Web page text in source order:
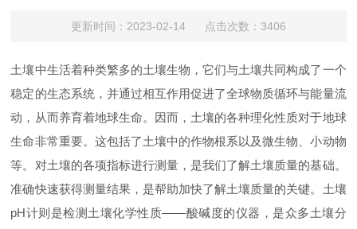
更新时间：2023-02-14 点击次数：3406
土壤中生活着种类繁多的土壤生物，它们与土壤共同构成了一个
稳定的生态系统，并通过相互作用促进了全球物质循环与能量流
动，从而养育着地球生命。因而，土壤的各种理化性质对于地球
生命非常重要。这包括了土壤中的作物根系以及微生物、小动物
等。对土壤的各项指标进行测量，是我们了解土壤质量的基础。
准确快速获得测量结果，是帮助加快了解土壤质量的关键。土壤
pH计则是检测土壤化学性质——酸碱度的仪器，是众多土壤分